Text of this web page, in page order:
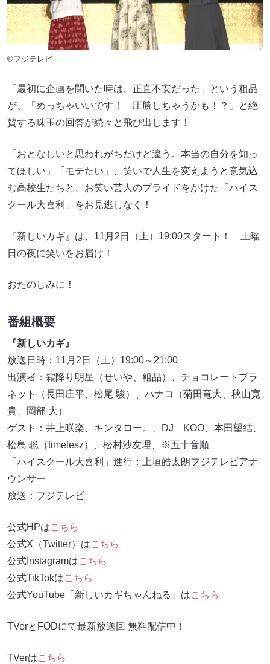
©フジテレビ
「最初に企画を聞いた時は、正直不安だった」という粗品
が、「めっちゃいいです！ 圧勝しちゃうかも！？」と絶
賛する珠玉の回答が続々と飛び出します！
「おとなしいと思われがちだけど違う。本当の自分を知っ
てほしい」「モテたい」、笑いで人生を変えようと意気込
む高校生たちと、お笑い芸人のプライドをかけた「ハイス
クール大喜利」をお見逃しなく！
『新しいカギ』は、11月2日（土）19:00スタート！ 土曜
日の夜に笑いをお届け！
おたのしみに！
番組概要
『新しいカギ』
放送日時：11月2日（土）19:00～21:00
出演者：霜降り明星（せいや、粗品）、チョコレートプラ
ネット（長田庄平、松尾 駿）、ハナコ（菊田竜大、秋山寛
貴、岡部 大）
ゲスト：井上咲楽、キンタロー。、DJ KOO、本田望結、
松島 聡（timelesz）、松村沙友理、※五十音順
「ハイスクール大喜利」進行：上垣皓太朗フジテレビアナ
ウンサー
放送：フジテレビ
公式HPはこちら
公式X（Twitter）はこちら
公式Instagramはこちら
公式TikTokはこちら
公式YouTube「新しいカギちゃんねる」はこちら
TVerとFODにて最新放送回 無料配信中！
TVerはこちら